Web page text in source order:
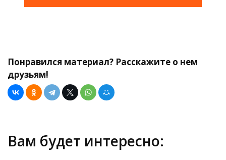
Понравился материал? Расскажите о нем
друзьям!
Вам будет интересно:
Полезные программы и